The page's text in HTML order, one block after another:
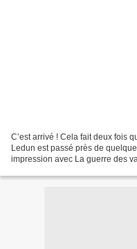
C’est arrivé ! Cela fait deux fois
Ledun est passé près de
impression avec La guerre des